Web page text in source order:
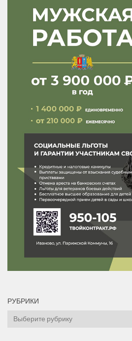
РУБРИКИ
Рубрики